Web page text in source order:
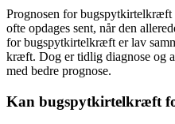
Prognosen for bugspytkirtelkræft
ofte opdages sent, når den
for bugspytkirtelkræft er lav
kræft. Dog er tidlig diagnose og
med bedre prognose.
Kan bugspytkirtelkræft